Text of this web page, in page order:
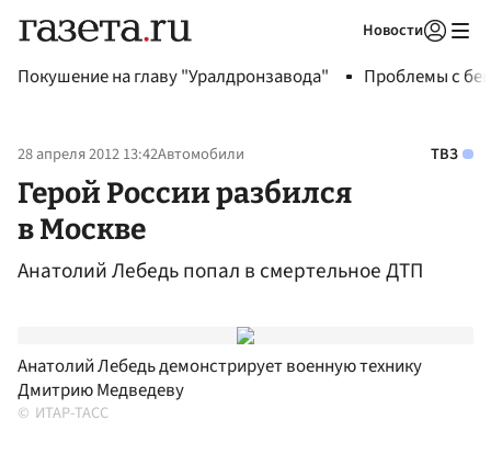
Новости
Покушение на главу "Уралдронзавода" Проблемы с
28 апреля 2012 13:42Автомобили ТВЗ
Герой России разбился
в Москве
Анатолий Лебедь попал в смертельное ДТП
Анатолий Лебедь демонстрирует военную технику
Дмитрию Медведеву
ИТАР-ТАСС